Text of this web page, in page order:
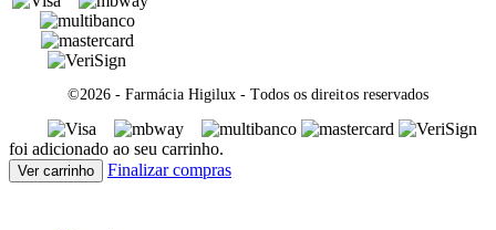
©2026 - Farmácia Higilux - Todos os direitos reservados
foi adicionado ao seu carrinho.
Ver carrinho Finalizar compras